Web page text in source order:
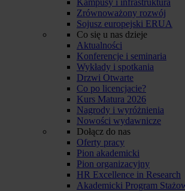
Zrównoważony rozwój
Sojusz europejski ERUA
Co się u nas dzieje
Aktualności
Konferencje i seminaria
Wykłady i spotkania
Drzwi Otwarte
Co po licencjacie?
Kurs Matura 2026
Nagrody i wyróżnienia
Nowości wydawnicze
Dołącz do nas
Oferty pracy
Pion akademicki
Pion organizacyjny
HR Excellence in Research
Akademicki Program